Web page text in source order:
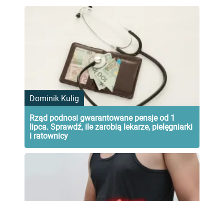
Dominik Kulig
Rząd podnosi gwarantowane pensje od 1
lipca. Sprawdź, ile zarobią lekarze, pielęgniarki
i ratownicy